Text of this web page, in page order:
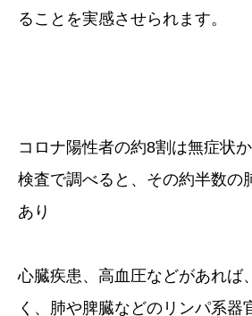
ることを実感させられます。
コロナ陽性者の約8割は無症状
検査で調べると、その約半数の
あり
心臓疾患、高血圧などがあれば
く、肺や脾臓などのリンパ系器